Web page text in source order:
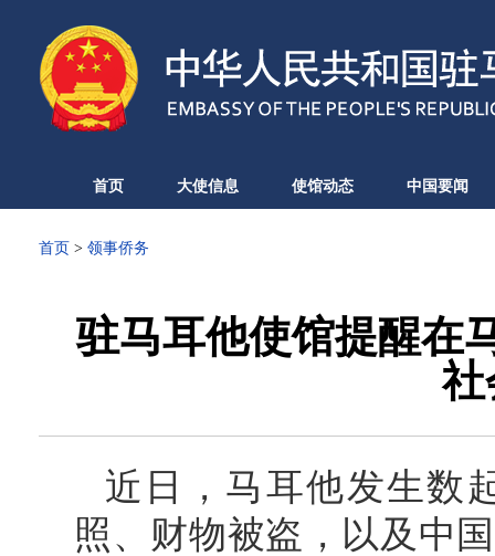
首页 大使信息 使馆动态 中国要闻
首页 > 领事侨务
驻马耳他使馆提醒在
社
近日，马耳他发生数
照、财物被盗，以及中